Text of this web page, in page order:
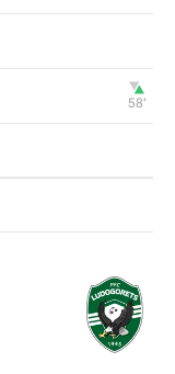
58‎’‎